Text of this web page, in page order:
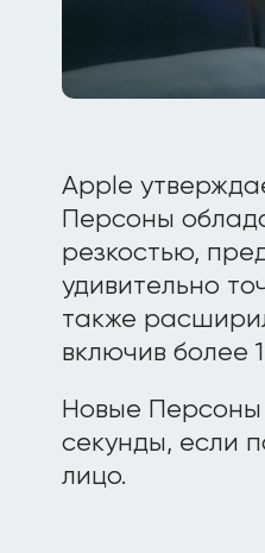
Apple
Персоны
резкостью,
удивительно
также
включив более
Новые
секунды, если
лицо.